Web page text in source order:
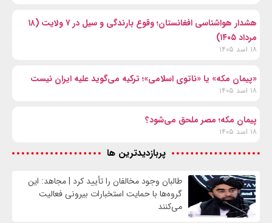
هشدار هواشناسی افغانستان؛ وقوع بارندگی و سیل در ۷ ولایت (۱۸
مرداد ۱۴۰۵)
۱۸ اسد ۱۴۰۵
«پیمان مکه» یا «ناتوی اسلامی»؛ ترکیه می‌گوید علیه ایران نیست
۱۸ اسد ۱۴۰۵
پیمان مکه؛ مصر ملحق می‌شود؟
۱۸ اسد ۱۴۰۵
پربازدیدترین ها
طالبان وجود مخالفان را تأیید کرد | مجاهد: این
گروه‌ها با حمایت استخبارات بیرونی فعالیت
می‌کنند